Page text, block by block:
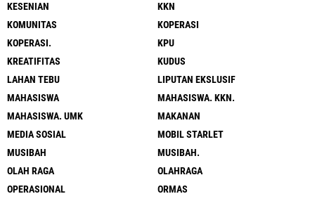
KESENIAN
KKN
KOMUNITAS
KOPERASI
KOPERASI.
KPU
KREATIFITAS
KUDUS
LAHAN TEBU
LIPUTAN EKSLUSIF
MAHASISWA
MAHASISWA. KKN.
MAHASISWA. UMK
MAKANAN
MEDIA SOSIAL
MOBIL STARLET
MUSIBAH
MUSIBAH.
OLAH RAGA
OLAHRAGA
OPERASIONAL
ORMAS